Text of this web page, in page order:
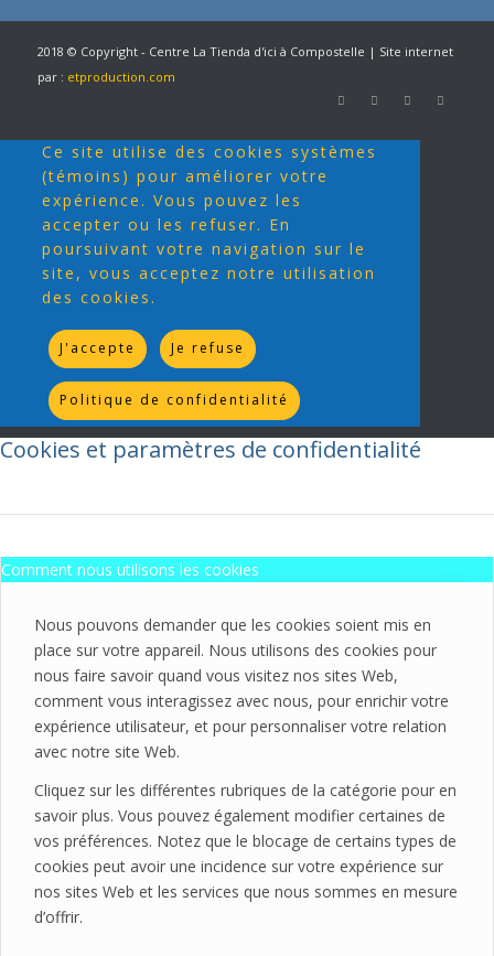
2018 © Copyright - Centre La Tienda d'ici à Compostelle | Site internet
par : etproduction.com
Ce site utilise des cookies systèmes
(témoins) pour améliorer votre
expérience. Vous pouvez les
accepter ou les refuser. En
poursuivant votre navigation sur le
site, vous acceptez notre utilisation
des cookies.
J'accepte Je refuse
Politique de confidentialité
Cookies et paramètres de confidentialité
Comment nous utilisons les cookies
Nous pouvons demander que les cookies soient mis en
place sur votre appareil. Nous utilisons des cookies pour
nous faire savoir quand vous visitez nos sites Web,
comment vous interagissez avec nous, pour enrichir votre
expérience utilisateur, et pour personnaliser votre relation
avec notre site Web.
Cliquez sur les différentes rubriques de la catégorie pour en
savoir plus. Vous pouvez également modifier certaines de
vos préférences. Notez que le blocage de certains types de
cookies peut avoir une incidence sur votre expérience sur
nos sites Web et les services que nous sommes en mesure
d’offrir.